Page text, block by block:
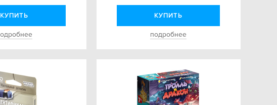
КУПИТЬ КУПИТЬ
подробнее